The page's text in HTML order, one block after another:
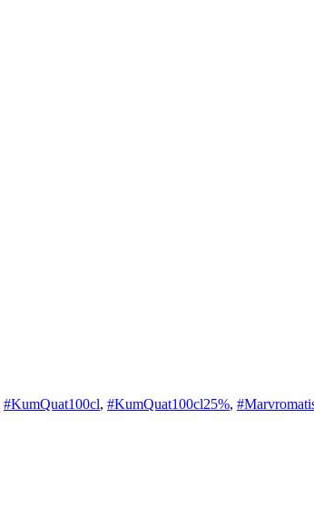
#KumQuat100cl, #KumQuat100cl25%,